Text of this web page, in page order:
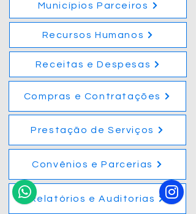
Municípios Parceiros
Recursos Humanos
Receitas e Despesas
Compras e Contratações
Prestação de Serviços
Convênios e Parcerias
Relatórios e Auditorias